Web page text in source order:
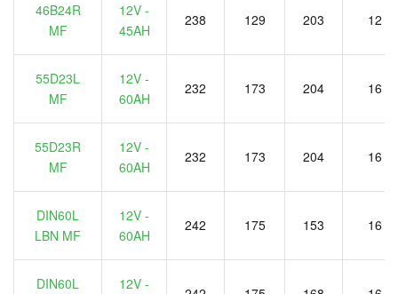
46B24R
MF
12V -
45AH
238 129 203 12
55D23L
MF
12V -
60AH
232 173 204 16
55D23R
MF
12V -
60AH
232 173 204 16
DIN60L
LBN MF
12V -
60AH
242 175 153 16
DIN60L 12V -